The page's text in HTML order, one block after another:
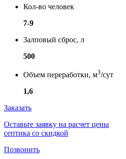
Кол-во человек
7-9
Залповый сброс, л
500
Объем переработки, м3/сут
1,6
Заказать
Оставьте заявку на расчет цены
септика со скидкой
Позвонить